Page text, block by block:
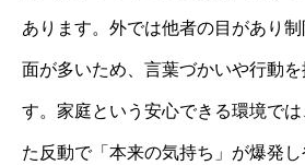
あります。外では他者の目があり
面が多いため、言葉づかいや行動
す。家庭という安心できる環境で
た反動で「本来の気持ち」が爆発し